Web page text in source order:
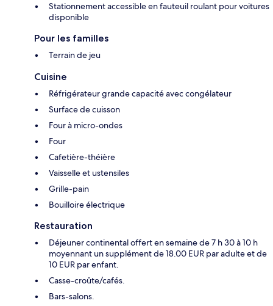
Stationnement accessible en fauteuil roulant pour voitures
disponible
Pour les familles
Terrain de jeu
Cuisine
Réfrigérateur grande capacité avec congélateur
Surface de cuisson
Four à micro-ondes
Four
Cafetière-théière
Vaisselle et ustensiles
Grille-pain
Bouilloire électrique
Restauration
Déjeuner continental offert en semaine de 7 h 30 à 10 h
moyennant un supplément de 18.00 EUR par adulte et de
10 EUR par enfant.
Casse-croûte/cafés.
Bars-salons.